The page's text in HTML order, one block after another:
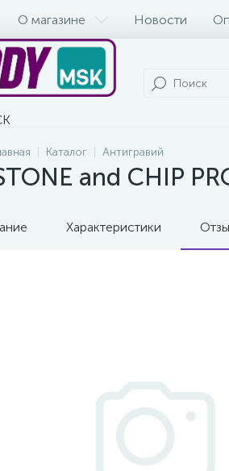
О магазине Новости
Каталог Антигравий
and CHIP
Характеристики